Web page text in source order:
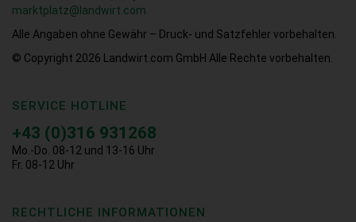
marktplatz@landwirt.com
Alle Angaben ohne Gewähr – Druck- und Satzfehler vorbehalten.
© Copyright 2026
Landwirt.com GmbH Alle Rechte vorbehalten.
SERVICE HOTLINE
+43 (0)316 931268
Mo.-Do. 08-12 und 13-16 Uhr
Fr. 08-12 Uhr
RECHTLICHE INFORMATIONEN